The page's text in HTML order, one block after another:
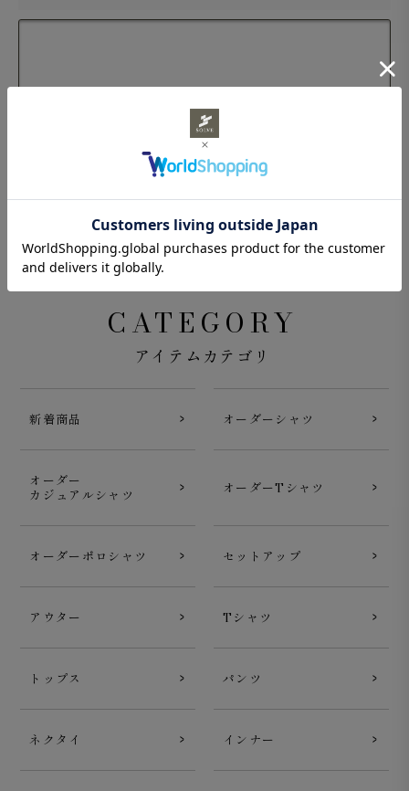
CATEGORY
アイテムカテゴリ
新着商品 オーダーシャツ
オーダー
カジュアルシャツ
オーダーTシャツ
オーダーポロシャツ セットアップ
アウター Tシャツ
トップス パンツ
ネクタイ インナー